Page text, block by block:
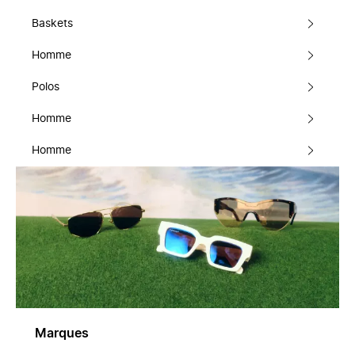
Baskets
Homme
Polos
Homme
Homme
Marques